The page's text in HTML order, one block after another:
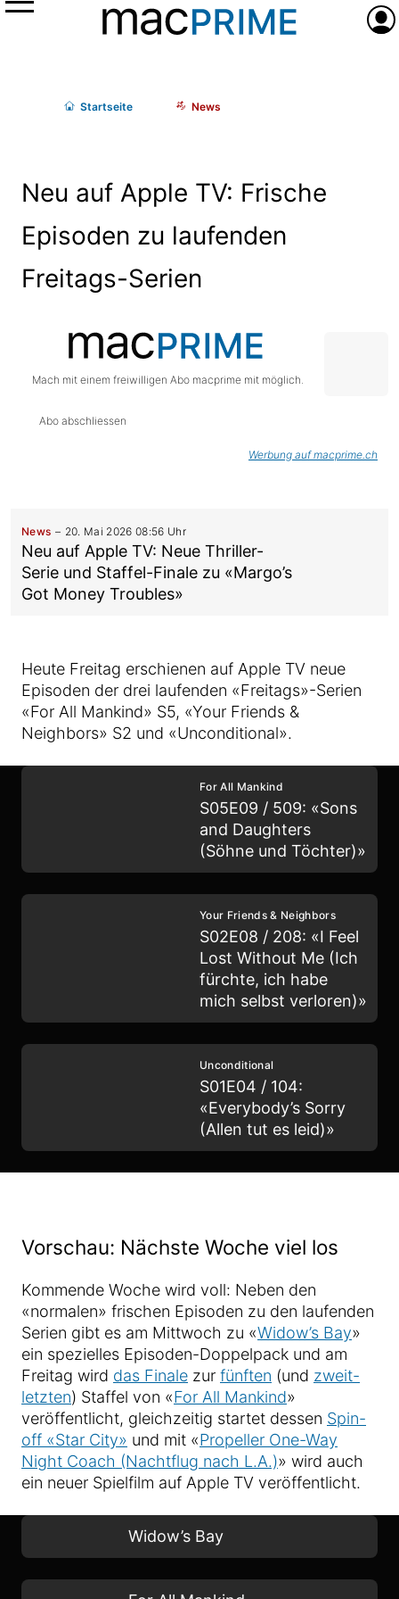
Menü
Startseite News
Neu auf Apple TV: Frische
Episoden zu laufenden
Freitags-Serien
Mach mit einem freiwilligen Abo macprime mit möglich.
Abo abschliessen
Werbung auf macprime.ch
News 20. Mai 2026 08:56 Uhr
Neu auf Apple TV: Neue Thriller-
Serie und Staffel-Finale zu «Margo’s
Got Money Troubles»
Heute Freitag erschienen auf Apple TV neue
Episoden der drei laufenden «Freitags»-Serien
«For All Mankind» S5, «Your Friends &
Neighbors» S2 und «Unconditional».
For All Mankind
S05E09 / 509: «Sons
and Daughters
(Söhne und Töchter)»
Your Friends & Neighbors
S02E08 / 208: «I Feel
Lost Without Me (Ich
fürchte, ich habe
mich selbst verloren)»
Unconditional
S01E04 / 104:
«Everybody’s Sorry
(Allen tut es leid)»
Vorschau: Nächste Woche viel los
Kommende Woche wird voll: Neben den
«normalen» frischen Episoden zu den laufenden
Serien gibt es am Mittwoch zu «Widow’s Bay»
ein spezielles Episoden-Doppelpack und am
Freitag wird das Finale zur fünften (und zweit-
letzten) Staffel von «For All Mankind»
veröffentlicht, gleichzeitig startet dessen Spin-
off «Star City» und mit «Propeller One-Way
Night Coach (Nachtflug nach L.A.)» wird auch
ein neuer Spielfilm auf Apple TV veröffentlicht.
Widow’s Bay